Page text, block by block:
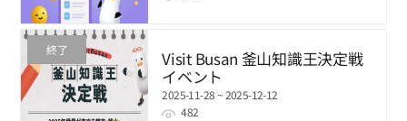
終了
Visit Busan 釜山知識王決定戦
イベント
2025-11-28 ~ 2025-12-12
482